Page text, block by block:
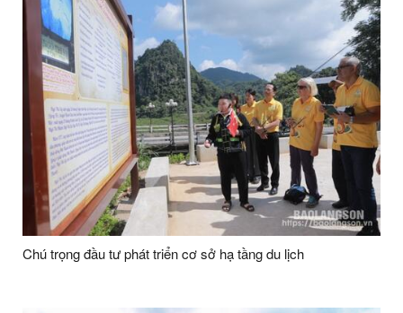
Chú trọng đầu tư phát triển cơ sở hạ tầng du lịch